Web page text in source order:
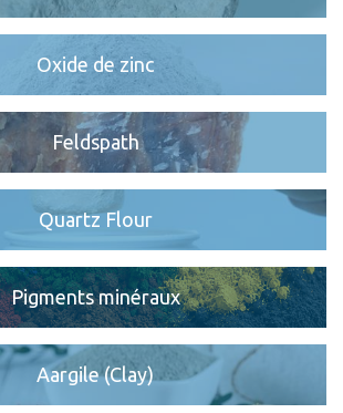
Oxide de zinc
Feldspath
Quartz Flour
Pigments minéraux
Aargile (Clay)